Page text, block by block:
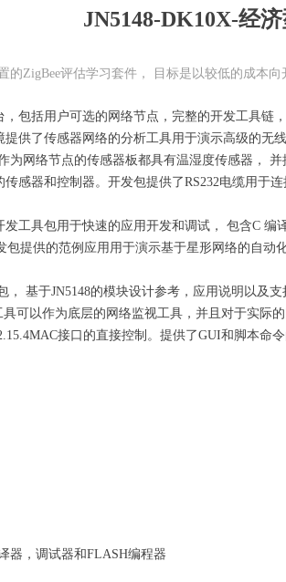
JN5148-DK10X-经
的ZigBee评估学习套件， 目标是以较低的成本
包括用户可选的网络节点，完整的开发工具链
供了传感器网络的分析工具用于演示高级的无
为网络节点的传感器板都具有温湿度传感器，
感器和控制器。开发包提供了RS232电缆用于连
工具包用于快速的应用开发和调试， 包含C 编
提供的范例应用用于演示基于星形网络的自动化
基于JN5148的模块设计参考，应用说明以及
可以作为底层的网络监视工具，并且对于实际
接口的直接控制。提供了GUI和脚本命
器，调试器和FLASH编程器